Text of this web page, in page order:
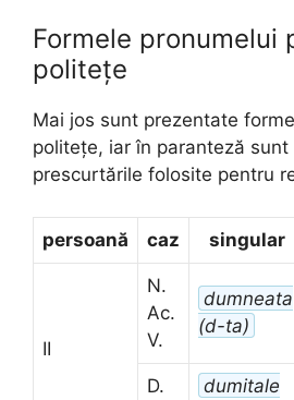
Formele pronumelui
politețe
Mai jos sunt prezentate
politețe, iar în paranteză
prescurtările folosite pentru
persoană caz singular
II
N.
Ac.
V.
dumneata
(d-ta)
D.
dumitale